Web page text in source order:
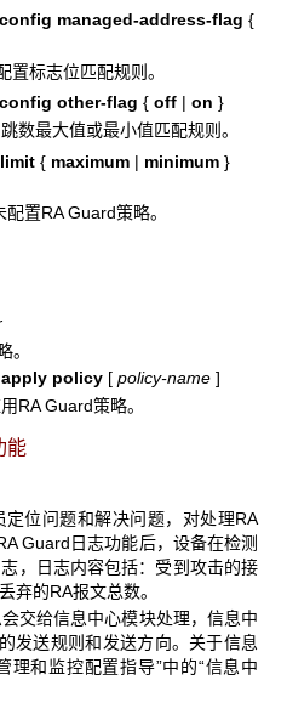
managed-address-flag {
标志位匹配规则。
other-flag {off | on }
最大值或最小值匹配规则。
{ maximum | minimum }
置RA Guard策略。
policy [ policy-name ]
RA Guard策略。
能
位问题和解决问题，对处理RA
Guard日志功能后，设备在检测
，日志内容包括：受到攻击的接
弃的RA报文总数。
交给信息中心模块处理，信息中
发送规则和发送方向。关于信息
理和监控配置指导”中的“信息中